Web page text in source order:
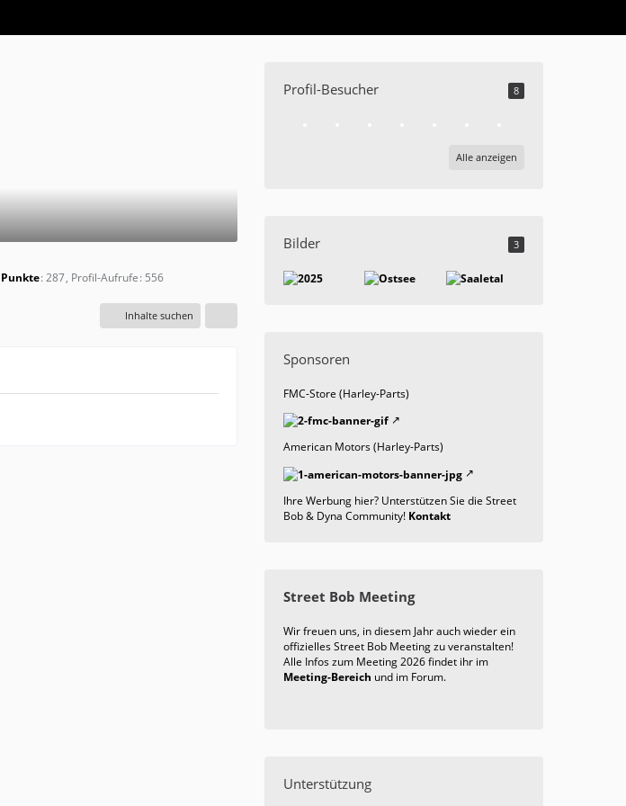
Punkte 287 Profil-Aufrufe 556
Inhalte suchen
Profil-Besucher 8
Alle anzeigen
Bilder 3
Sponsoren
FMC-Store (Harley-Parts)
American Motors (Harley-Parts)
Ihre Werbung hier? Unterstützen Sie die Street
Bob & Dyna Community! Kontakt
Street Bob Meeting
Wir freuen uns, in diesem Jahr auch wieder ein
offizielles Street Bob Meeting zu veranstalten!
Alle Infos zum Meeting 2026 findet ihr im
Meeting-Bereich und im Forum.
Unterstützung